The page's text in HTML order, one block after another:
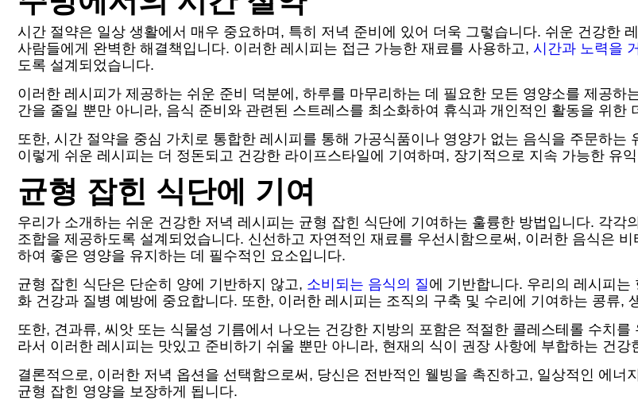
시간 절약은 일상 생활에서 매우 중요하며, 특히 저녁 준비에 있어 더욱 그렇습니다. 쉬운 건강한
사람들에게 완벽한 해결책입니다. 이러한 레시피는 접근 가능한 재료를 사용하고, 시간과 노력을
도록 설계되었습니다.
이러한 레시피가 제공하는 쉬운 준비 덕분에, 하루를 마무리하는 데 필요한 모든 영양소를 제공하
간을 줄일 뿐만 아니라, 음식 준비와 관련된 스트레스를 최소화하여 휴식과 개인적인 활동을 위한
또한, 시간 절약을 중심 가치로 통합한 레시피를 통해 가공식품이나 영양가 없는 음식을 주문하
이렇게 쉬운 레시피는 더 정돈되고 건강한 라이프스타일에 기여하며, 장기적으로 지속 가능한 유
균형 잡힌 식단에 기여
우리가 소개하는 쉬운 건강한 저녁 레시피는 균형 잡힌 식단에 기여하는 훌륭한 방법입니다. 각
조합을 제공하도록 설계되었습니다. 신선하고 자연적인 재료를 우선시함으로써, 이러한 음식은
하여 좋은 영양을 유지하는 데 필수적인 요소입니다.
균형 잡힌 식단은 단순히 양에 기반하지 않고, 소비되는 음식의 질에 기반합니다. 우리의 레시피
화 건강과 질병 예방에 중요합니다. 또한, 이러한 레시피는 조직의 구축 및 수리에 기여하는 콩류,
또한, 견과류, 씨앗 또는 식물성 기름에서 나오는 건강한 지방의 포함은 적절한 콜레스테롤 수치
라서 이러한 레시피는 맛있고 준비하기 쉬울 뿐만 아니라, 현재의 식이 권장 사항에 부합하는 건강
결론적으로, 이러한 저녁 옵션을 선택함으로써, 당신은 전반적인 웰빙을 촉진하고, 일상적인 에
균형 잡힌 영양을 보장하게 됩니다.